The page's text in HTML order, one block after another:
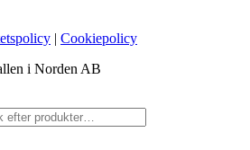
| Cookiepolicy
i Norden AB